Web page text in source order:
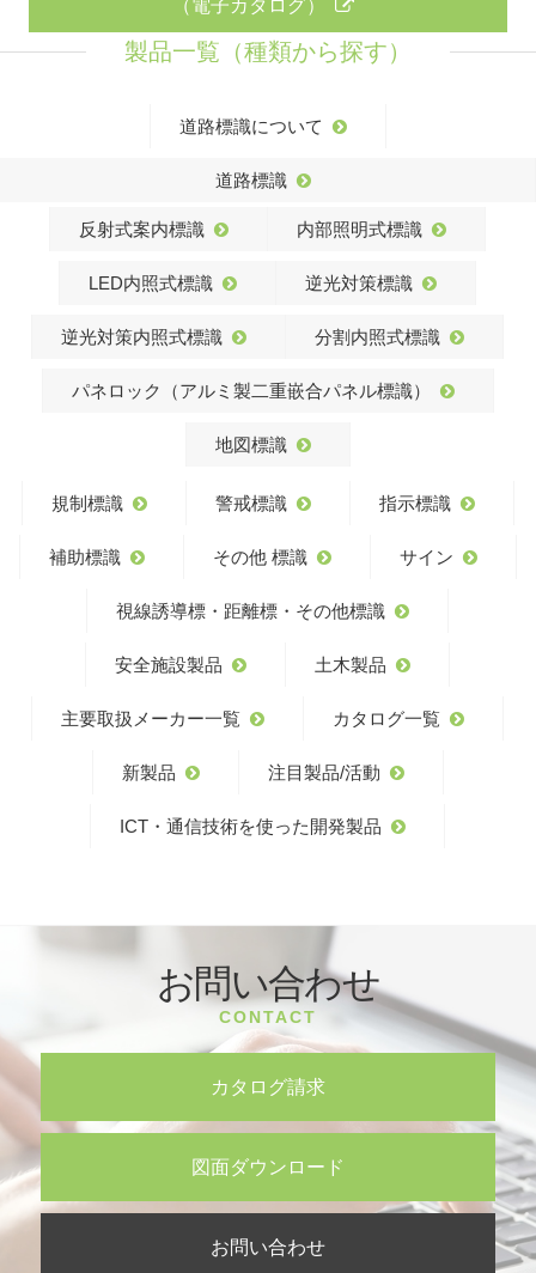
（電子カタログ）
製品一覧（種類から探す）
道路標識について
道路標識
反射式案内標識 内部照明式標識
LED内照式標識 逆光対策標識
逆光対策内照式標識 分割内照式標識
パネロック（アルミ製二重嵌合パネル標識）
地図標識
規制標識 警戒標識 指示標識
補助標識 その他 標識 サイン
視線誘導標・距離標・その他標識
安全施設製品 土木製品
主要取扱メーカー一覧 カタログ一覧
新製品 注目製品/活動
ICT・通信技術を使った開発製品
お問い合わせ
CONTACT
カタログ請求
図面ダウンロード
お問い合わせ